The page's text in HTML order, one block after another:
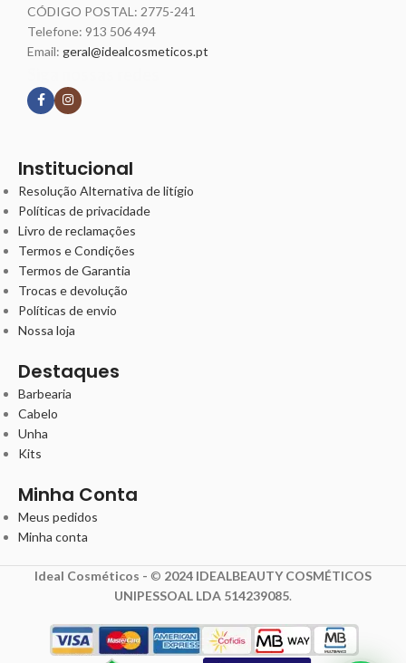
CÓDIGO POSTAL: 2775-241
Telefone: 913 506 494
Email: geral@idealcosmeticos.pt
Institucional
Resolução Alternativa de litígio
Políticas de privacidade
Livro de reclamações
Termos e Condições
Termos de Garantia
Trocas e devolução
Políticas de envio
Nossa loja
Destaques
Barbearia
Cabelo
Unha
Kits
Minha Conta
Meus pedidos
Minha conta
Ideal Cosméticos - © 2024 IDEALBEAUTY COSMÉTICOS
UNIPESSOAL LDA 514239085.